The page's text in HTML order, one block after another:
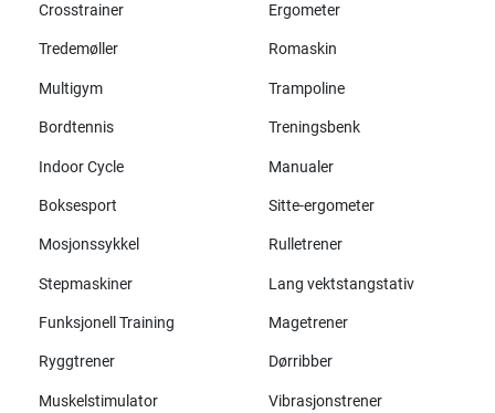
Crosstrainer
Ergometer
Tredemøller Romaskin
Multigym Trampoline
Bordtennis Treningsbenk
Indoor Cycle Manualer
Boksesport Sitte-ergometer
Mosjonssykkel Rulletrener
Stepmaskiner Lang vektstangstativ
Funksjonell Training Magetrener
Ryggtrener Dørribber
Muskelstimulator Vibrasjonstrener